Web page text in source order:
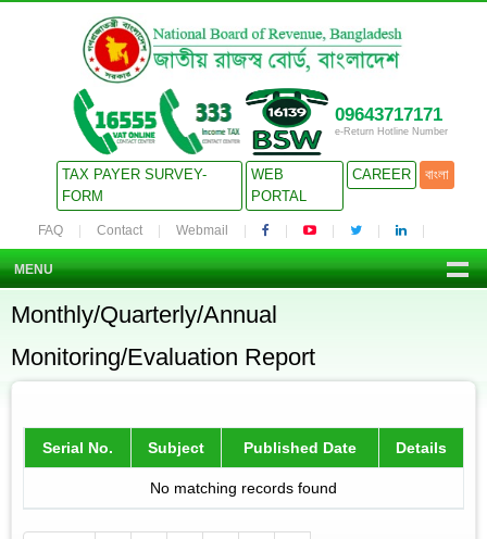
09643717171
e-Return Hotline Number
TAX PAYER SURVEY-
FORM
WEB
PORTAL
CAREER বাংলা
FAQ Contact Webmail
MENU
Monthly/Quarterly/Annual
Monitoring/Evaluation Report
Serial No. Subject Published Date Details
No matching records found